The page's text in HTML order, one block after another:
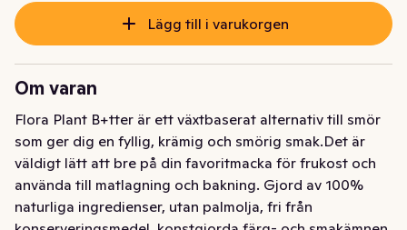
Lägg till i varukorgen
Om varan
Flora Plant B+tter är ett växtbaserat alternativ till smör
som ger dig en fyllig, krämig och smörig smak.Det är
väldigt lätt att bre på din favoritmacka för frukost och
använda till matlagning och bakning. Gjord av 100%
naturliga ingredienser, utan palmolja, fri från